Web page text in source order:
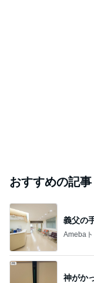
おすすめの記事
義父の
Ameba
神がか